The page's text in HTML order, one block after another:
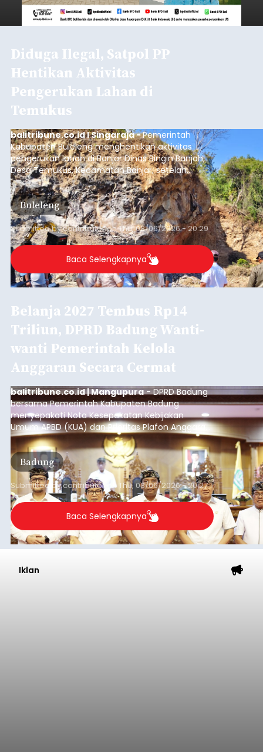
Diduga Ilegal, Satpol PP
Hentikan Aktivitas
Pengerukan Lahan di
Temukus
balitribune.co.id I Singaraja -Pemerintah
Kabupaten Buleleng menghentikan aktivitas
pengerukan lahan di Banjar Dinas Bingin Banjah,
Desa Temukus, Kecamatan Banjar, setelah
ditemukan indikasi kegiatan pengambilan
material yang tidak sesuai dengan peruntukan
kawasan.
Buleleng
Submitted bycontributoronThu, 08/06/2026 - 20:29
Baca Selengkapnya
Belanja 2027 Tembus Rp14
Triliun, DPRD Badung Wanti-
wanti Pemerintah Kelola
Anggaran Secara Cermat
balitribune.co.id | Mangupura- DPRD Badung
bersama Pemerintah Kabupaten Badung
menyepakati Nota Kesepakatan Kebijakan
Umum APBD (KUA) dan Prioritas Plafon Anggaran
Sementara (PPAS) Tahun Anggaran 2027 dalam
rapat paripurna yang digelar di Gedung DPRD
Badung, Kamis (6/8/2026).
Badung
Submitted bycontributor onThu, 08/06/2026 - 20:27
Baca Selengkapnya
Iklan